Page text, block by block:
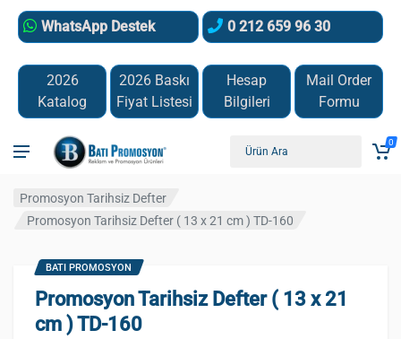
WhatsApp Destek 0 212 659 96 30
2026
Katalog
2026 Baskı
Fiyat Listesi
Hesap
Bilgileri
Mail Order
Formu
0
Promosyon Tarihsiz Defter
Promosyon Tarihsiz Defter ( 13 x 21 cm ) TD-160
Promosyon Tarihsiz Defter ( 13 x 21
cm ) TD-160
BATI PROMOSYON